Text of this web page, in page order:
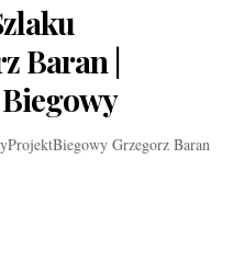
Baran |
Grzegorz Baran